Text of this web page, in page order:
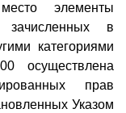
элементы
зачисленных в
категориями
осуществлена
прав
Указом